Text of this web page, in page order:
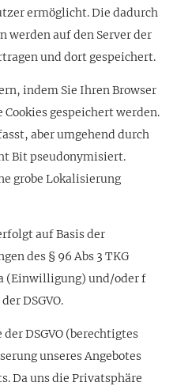
ermöglicht. Die dadurch
werden auf den Server der
und dort gespeichert.
indem Sie Ihren Browser
gespeichert werden.
aber umgehend durch
Bit pseudonymisiert.
grobe Lokalisierung
auf Basis der
des § 96 Abs 3 TKG
(Einwilligung) und/oder f
DSGVO.
DSGVO (berechtigtes
unseres Angebotes
Da uns die Privatsphäre